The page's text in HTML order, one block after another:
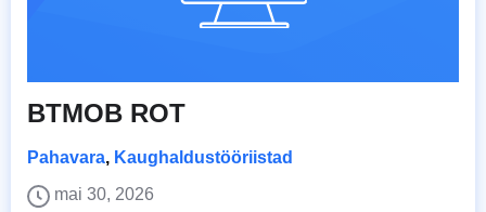
BTMOB ROT
Pahavara, Kaughaldustööriistad
mai 30, 2026